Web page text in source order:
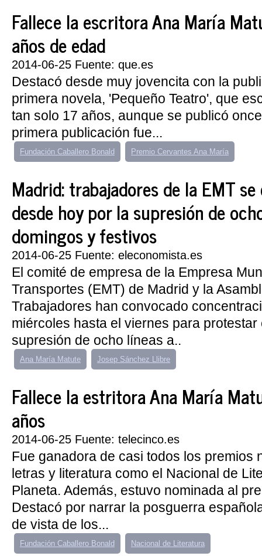
Fallece la escritora Ana María
años de edad
2014-06-25 Fuente: que.es
Destacó desde muy jovencita con la
primera novela, 'Pequeño Teatro', que
tan solo 17 años, aunque se publicó
primera publicación fue...
Fundación Caballero Bonald Premio Cervantes Ana María
Madrid: trabajadores de la EMT
desde hoy por la supresión de
domingos y festivos
2014-06-25 Fuente: eleconomista.es
El comité de empresa de la Empresa
Transportes (EMT) de Madrid y la
Trabajadores han convocado
miércoles hasta el viernes para protestar
supresión de ocho líneas a..
Ana María Matute Josep Sánchez Llibre
Fallece la estritora Ana María
años
2014-06-25 Fuente: telecinco.es
Fue ganadora de casi todos los premios
letras y literatura como el Nacional de
Planeta. Además, estuvo nominada al
Destacó por narrar la posguerra
de vista de los...
Fundación Caballero Bonald Nacional de Literatura